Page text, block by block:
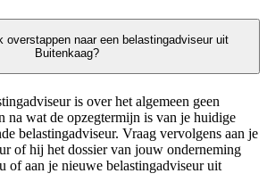
overstappen naar een belastingadviseur uit
Buitenkaag?
is over het algemeen geen
na wat de opzegtermijn is van je huidige
belastingadviseur. Vraag vervolgens aan je
of hij het dossier van jouw onderneming
of aan je nieuwe belastingadviseur uit